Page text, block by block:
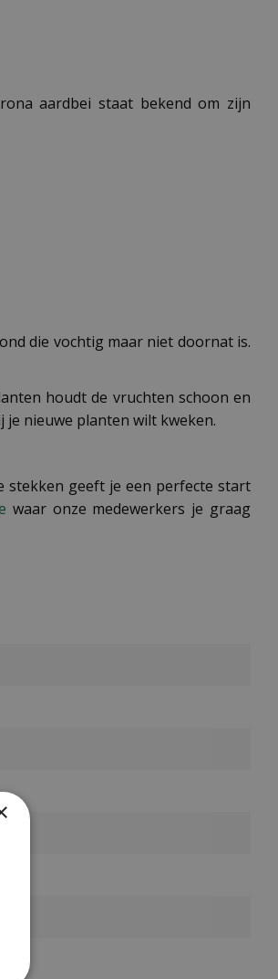
aardbei staat bekend om zijn
die vochtig maar niet doornat is.
houdt de vruchten schoon en
nieuwe planten wilt kweken.
stekken geeft je een perfecte start
waar onze medewerkers je graag